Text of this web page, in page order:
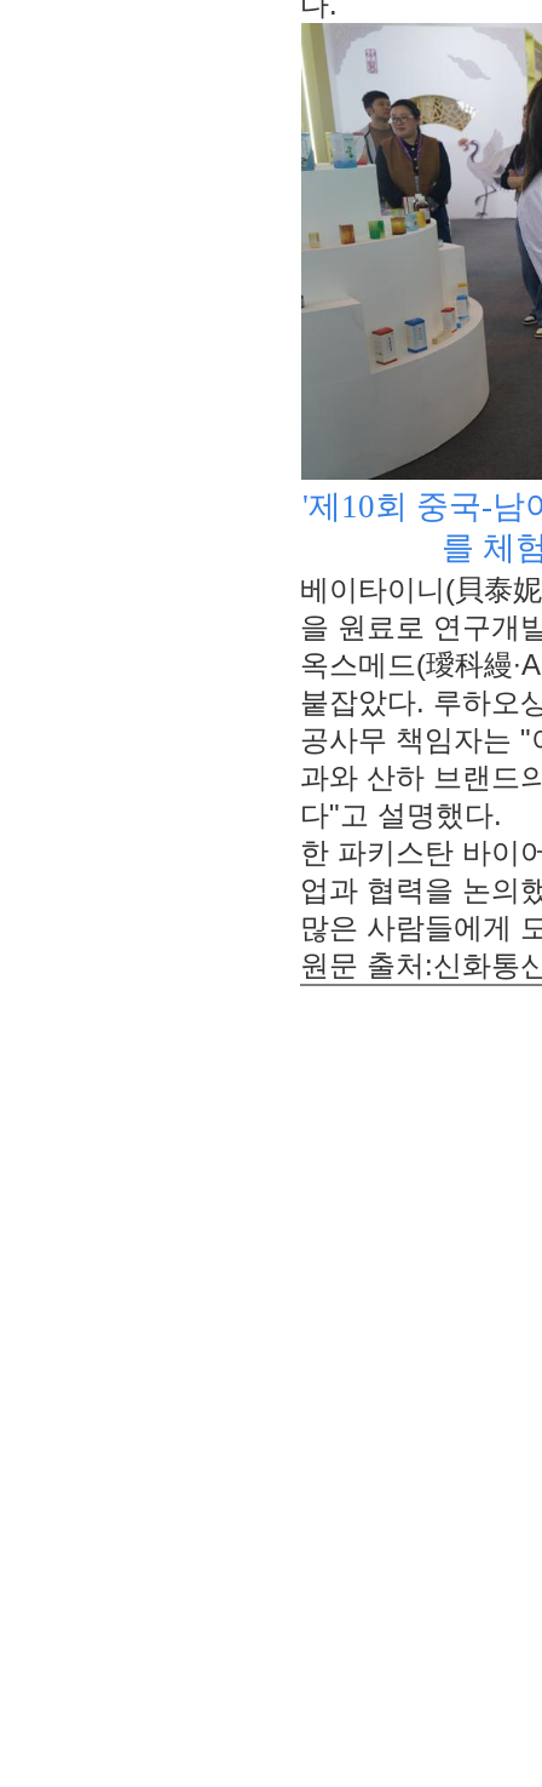
'제10회 중국-남
를 체
베이타이니(貝泰
을 원료로 연구개
옥스메드(璦科縵
붙잡았다. 루하오
공사무 책임자는
과와 산하 브랜드
다"고 설명했다.
한 파키스탄 바이
업과 협력을 논의
많은 사람들에게
원문 출처:신화통